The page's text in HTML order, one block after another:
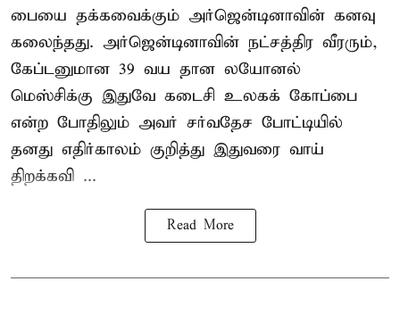
பையை தக்கவைக்கும் அர்ஜென்டினாவின் கனவு
கலைந்தது. அர்ஜென்டினாவின் நட்சத்திர வீரரும்,
கேப்டனுமான 39 வய தான லயோனல்
மெஸ்சிக்கு இதுவே கடைசி உலகக் கோப்பை
என்ற போதிலும் அவர் சர்வதேச போட்டியில்
தனது எதிர்காலம் குறித்து இதுவரை வாய்
திறக்கவி ...
Read More